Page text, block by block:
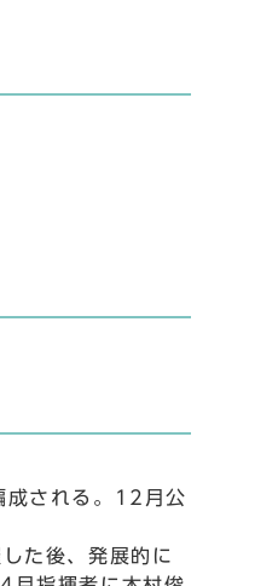
される。12月公
た後、発展的に